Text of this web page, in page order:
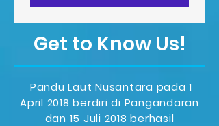
Get to Know Us!
Pandu Laut Nusantara pada 1
April 2018 berdiri di Pangandaran
dan 15 Juli 2018 berhasil